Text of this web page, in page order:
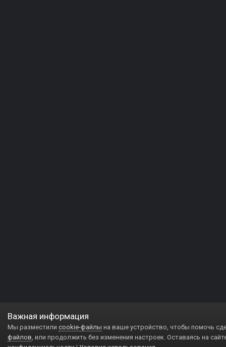
Важная информация
Мы разместили cookie-файлы на ваше устройство, чтобы помочь
файлов, или продолжить без изменения настроек. Оставаясь на